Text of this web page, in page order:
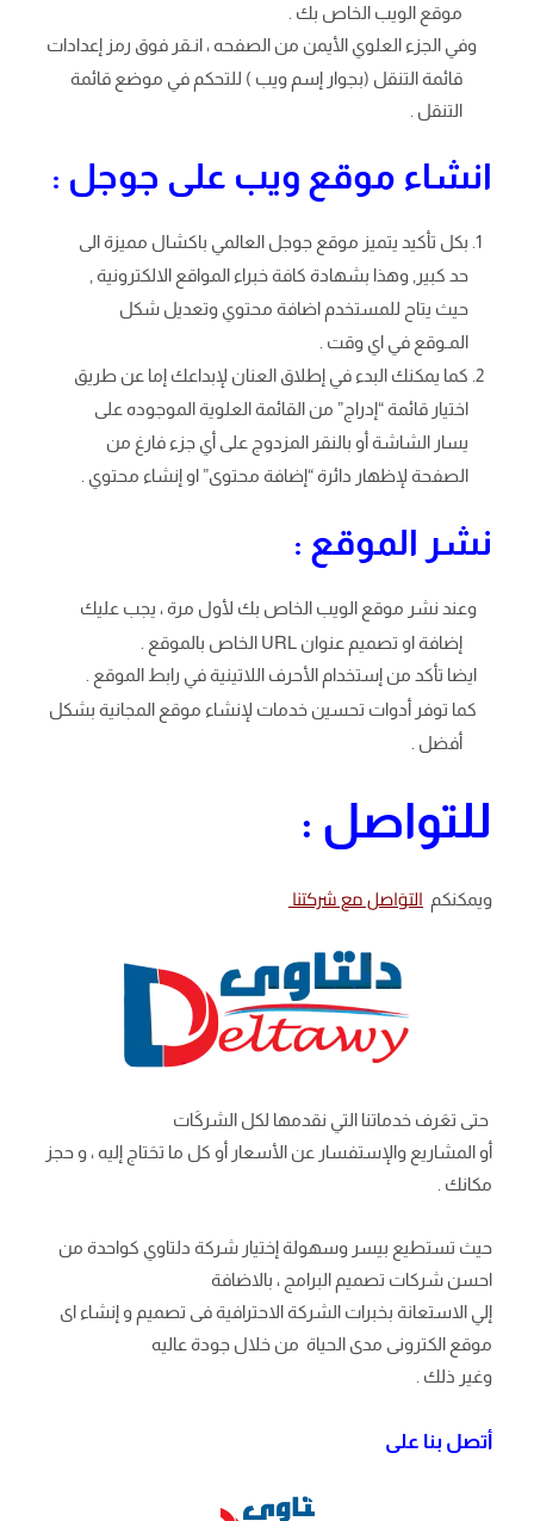
موقع الويب الخاص بك .
وفي الجزء العلوي الأيمن من الصفحه ، انـقر فوق رمز إعدادات
قائمة التنقل (بجوار إسم ويب ) للتحكم في موضع قائمة
التنقل .
انشاء موقع ويب على جوجل :
بكل تأكيد يتميز موقع جوجل العالمي باكشال مميزة الى
حد كبير, وهذا بشهادة كافة خبراء المواقع الالكترونية ,
حيث يتاح للمستخدم اضافة محتوي وتعديل شكل
المـوقع في اي وقت .
كما يمكنك البدء في إطلاق العنان لإبداعك إما عن طريق
اختيار قائمة “إدراج” من القائمة العلوية الموجوده على
يسار الشاشة أو بالنقر المزدوج على أي جزء فارغ من
الصفحة لإظهار دائرة “إضافة محتوى” او إنشاء محتوي .
نشر الموقع :
وعند نشر موقع الويب الخاص بك لأول مرة ، يجب عليك
إضافة او تصميم عنوان URL الخاص بالموقع .
ايضا تأكد من إستخدام الأحرف اللاتينية في رابط الموقع .
كما توفر أدوات تحسين خدمات لإنشاء موقع المجانية بشكل
أفضل .
للتواصل :
ويمكنكم التوَاصل مع شركتنا
حتى تعَرف خدماتنا التي نقدمها لكل الشركَات
أو المشاريع والإستفسار عن الأسعار أو كل ما تحَتاج إليه ، و حجز
مكانك .
حيث تستطيع بيسر وسهولة إختيار شركة دلتاوي كواحدة من
احسن شركات تصميم البرامج ، بالاضافة
إلي الاستعانة بخبرات الشركة الاحترافية فى تصميم و إنشاء اى
موقع الكترونى مدى الحياة من خلال جودة عاليه
وغير ذلك .
أتصل بنا على